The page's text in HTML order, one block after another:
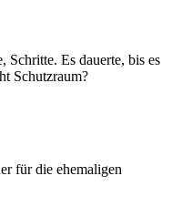
Schritte. Es dauerte, bis es
Schutzraum?
für die ehemaligen